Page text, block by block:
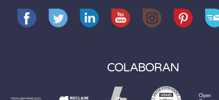
COLABORAN